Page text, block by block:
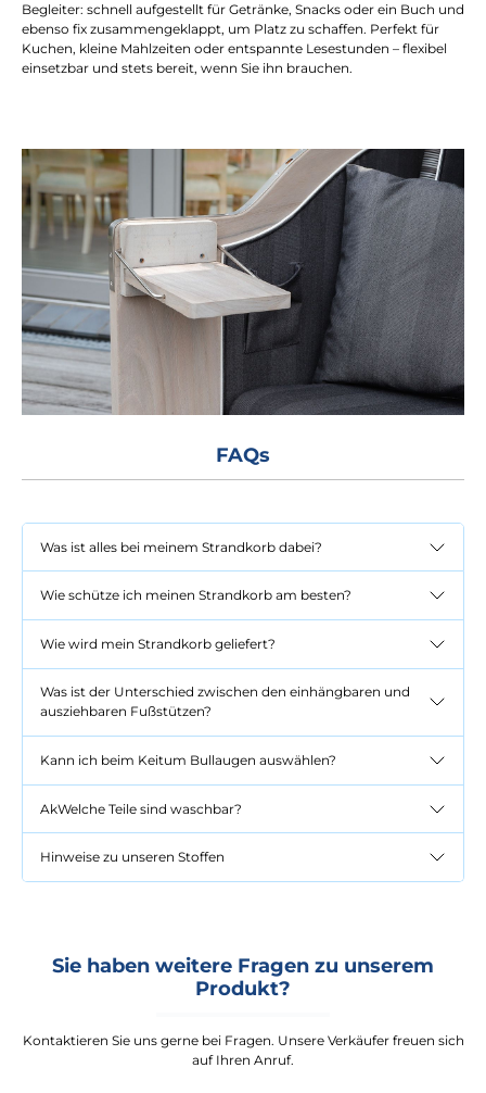
Begleiter: schnell aufgestellt für Getränke, Snacks oder ein Buch und
ebenso fix zusammengeklappt, um Platz zu schaffen. Perfekt für
Kuchen, kleine Mahlzeiten oder entspannte Lesestunden – flexibel
einsetzbar und stets bereit, wenn Sie ihn brauchen.
FAQs
Was ist alles bei meinem Strandkorb dabei?
Wie schütze ich meinen Strandkorb am besten?
Wie wird mein Strandkorb geliefert?
Was ist der Unterschied zwischen den einhängbaren und
ausziehbaren Fußstützen?
Kann ich beim Keitum Bullaugen auswählen?
AkWelche Teile sind waschbar?
Hinweise zu unseren Stoffen
Sie haben weitere Fragen zu unserem
Produkt?
Kontaktieren Sie uns gerne bei Fragen. Unsere Verkäufer freuen sich
auf Ihren Anruf.